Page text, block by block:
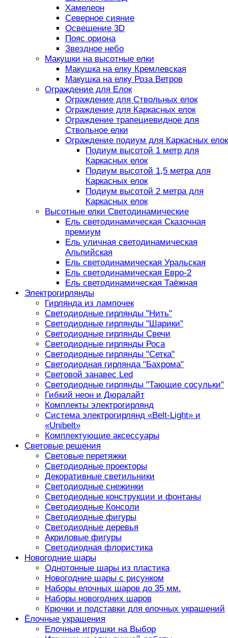
Хамелеон
Северное сияние
Освещение 3D
Пояс ориона
Звездное небо
Макушки на высотные елки
Макушка на елку Кремлевская
Макушка на елку Роза Ветров
Ограждение для Елок
Ограждение для Ствольных елок
Ограждение для Каркасных елок
Ограждение трапециевидное для
Ствольное елки
Ограждение подиум для Каркасных елок
Подиум высотой 1 метр для
Каркасных елок
Подиум высотой 1,5 метра для
Каркасных елок
Подиум высотой 2 метра для
Каркасных елок
Высотные елки Светодинамические
Ель светодинамическая Сказочная
премиум
Ель уличная светодинамическая
Альпийская
Ель светодинамическая Уральская
Ель светодинамическая Евро-2
Ель светодинамическая Таёжная
Электрогирлянды
Гирлянда из лампочек
Светодиодные гирлянды "Нить"
Светодиодные гирлянды "Шарики"
Светодиодные гирлянды Свечи
Светодиодные гирлянды Роса
Светодиодные гирлянды "Сетка"
Светодиодная гирлянда "Бахрома"
Световой занавес Led
Светодиодные гирлянды "Тающие сосульки"
Гибкий неон и Дюралайт
Комплекты электрогирлянд
Система электрогирлянд «Belt-Light» и
«Unibelt»
Комплектующие аксессуары
Световые решения
Световые перетяжки
Светодиодные проекторы
Декоративные светильники
Светодиодные снежинки
Светодиодные конструкции и фонтаны
Светодиодные Консоли
Светодиодные фигуры
Светодиодные деревья
Акриловые фигуры
Светодиодная флористика
Новогодние шары
Однотонные шары из пластика
Новогодние шары с рисунком
Наборы елочных шаров до 35 мм.
Наборы новогодних шаров
Крючки и подставки для елочных украшений
Ёлочные украшения
Елочные игрушки на Выбор